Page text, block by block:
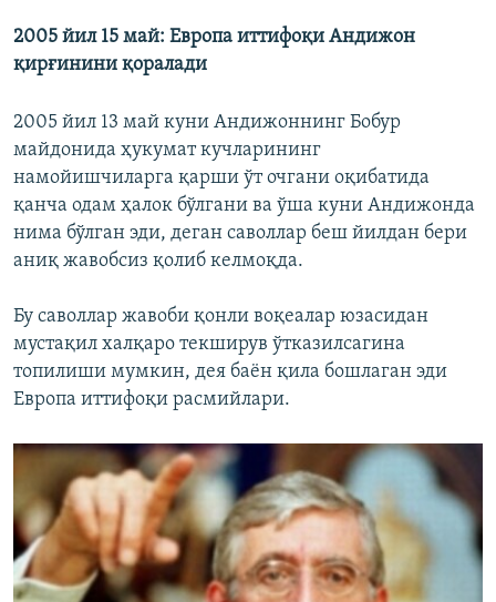
2005 йил 15 май: Европа иттифоқи Андижон
қирғинини қоралади
2005 йил 13 май куни Андижоннинг Бобур
майдонида ҳукумат кучларининг
намойишчиларга қарши ўт очгани оқибатида
қанча одам ҳалок бўлгани ва ўша куни Андижонда
нима бўлган эди, деган саволлар беш йилдан бери
аниқ жавобсиз қолиб келмоқда.
Бу саволлар жавоби қонли воқеалар юзасидан
мустақил халқаро текширув ўтказилсагина
топилиши мумкин, дея баён қила бошлаган эди
Европа иттифоқи расмийлари.